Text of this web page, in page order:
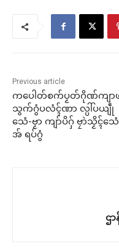
Previous article
ကပေါတ်စက်ပၟတ်ဂိုဏ်ကျာဖ
သွက်ဂွံပလံၚ်ဏာ လ္ပါ်ပယျဵု
သေံ-ဗၟာ ကျာ်ပိဂှ် ဗၠာဲသၟိၚ်သ
အ် ရပ်ဂွံ
ဌာ